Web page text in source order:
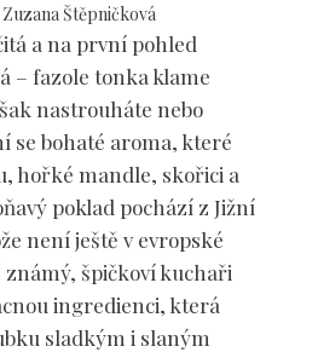
Zuzana Štěpničková
a na první pohled
– fazole tonka klame
nastrouháte nebo
se bohaté aroma, které
hořké mandle, skořici a
poklad pochází z Jižní
není ještě v evropské
špičkoví kuchaři
ingredienci, která
sladkým i slaným